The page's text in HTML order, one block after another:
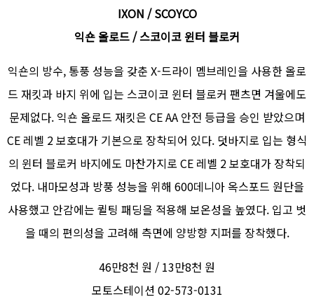
IXON / SCOYCO
익숀 올로드 / 스코이코 윈터 블로커
익숀의 방수, 통풍 성능을 갖춘 X-드라이 멤브레인을 사용한 올로
드 재킷과 바지 위에 입는 스코이코 윈터 블로커 팬츠면 겨울에도
문제없다. 익숀 올로드 재킷은 CE AA 안전 등급을 승인 받았으며
CE 레벨 2 보호대가 기본으로 장착되어 있다. 덧바지로 입는 형식
의 윈터 블로커 바지에도 마찬가지로 CE 레벨 2 보호대가 장착되
었다. 내마모성과 방풍 성능을 위해 600데니아 옥스포드 원단을
사용했고 안감에는 퀼팅 패딩을 적용해 보온성을 높였다. 입고 벗
을 때의 편의성을 고려해 측면에 양방향 지퍼를 장착했다.
46만8천 원 / 13만8천 원
모토스테이션 02-573-0131